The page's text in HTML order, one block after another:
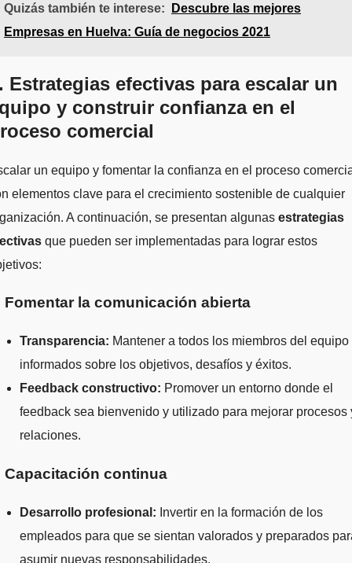
Quizás también te interese:
Descubre las mejores
Empresas en Huelva: Guía de negocios 2021
Estrategias efectivas para escalar un
y construir confianza en el
comercial
un equipo y fomentar la confianza en el proceso
elementos clave para el crecimiento sostenible de cualquier
A continuación, se presentan algunas estrategias
que pueden ser implementadas para lograr estos
Fomentar la comunicación abierta
Transparencia: Mantener a todos los miembros del equipo
informados sobre los objetivos, desafíos y éxitos.
Feedback constructivo: Promover un entorno donde el
feedback sea bienvenido y utilizado para mejorar procesos
relaciones.
Capacitación continua
Desarrollo profesional: Invertir en la formación de los
empleados para que se sientan valorados y preparados
asumir nuevas responsabilidades.